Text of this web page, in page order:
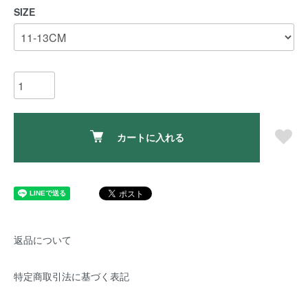
SIZE
カートに入れる
返品について
特定商取引法に基づく表記